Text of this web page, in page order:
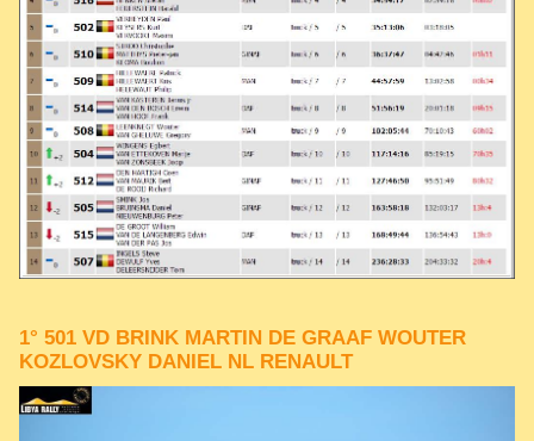
1° 501 VD BRINK MARTIN DE GRAAF WOUTER
KOZLOVSKY DANIEL NL RENAULT